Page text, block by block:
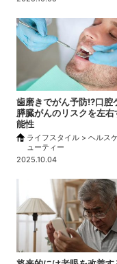
歯磨きでがん予防!?口腔
膵臓がんのリスクを左右
能性
ライフスタイル > ヘルス
ューティー
2025.10.04